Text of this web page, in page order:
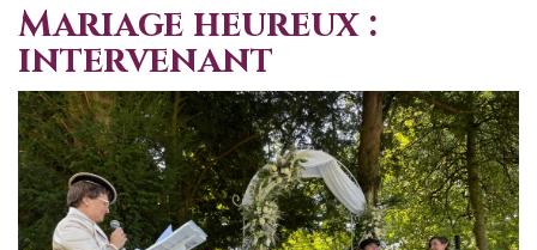
Mariage heureux :
intervenant